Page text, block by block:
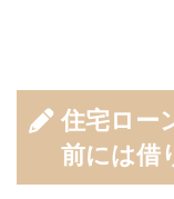
住宅ロー
前には借